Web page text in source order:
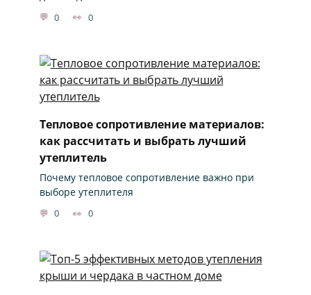
0 0
Тепловое сопротивление материалов:
как рассчитать и выбрать лучший
утеплитель
Почему тепловое сопротивление важно при
выборе утеплителя
0 0